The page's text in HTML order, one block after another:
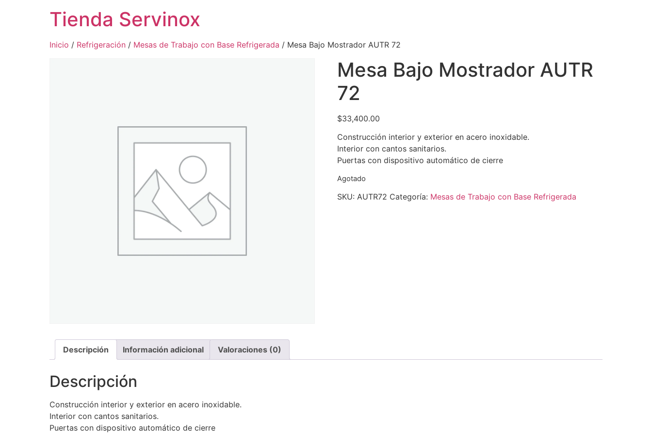
Tienda Servinox
Inicio / Refrigeración / Mesas de Trabajo con Base Refrigerada / Mesa Bajo Mostrador AUTR 72
Mesa Bajo Mostrador AUTR
72
$33,400.00
Construcción interior y exterior en acero inoxidable.
Interior con cantos sanitarios.
Puertas con dispositivo automático de cierre
Agotado
SKU: AUTR72 Categoría: Mesas de Trabajo con Base Refrigerada
Descripción Información adicional Valoraciones (0)
Descripción
Construcción interior y exterior en acero inoxidable.
Interior con cantos sanitarios.
Puertas con dispositivo automático de cierre